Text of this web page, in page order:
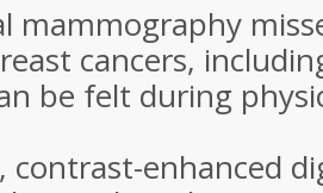
mammography
cancers,
be felt during
contrast-enhanced